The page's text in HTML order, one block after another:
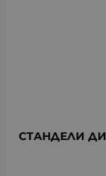
СТАНДЕЛИ